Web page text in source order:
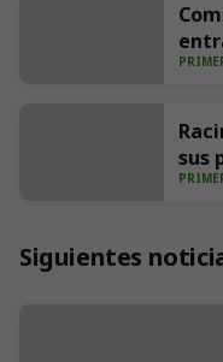
sus
Siguientes